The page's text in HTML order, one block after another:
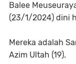
Balee
(23/1/2024) dini
Mereka adalah
Azim Ultah (19).